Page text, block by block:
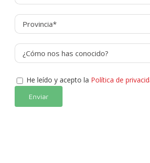
He leído y acepto la Política de